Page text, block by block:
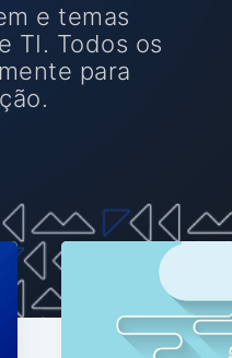
e temas
TI. Todos os
para